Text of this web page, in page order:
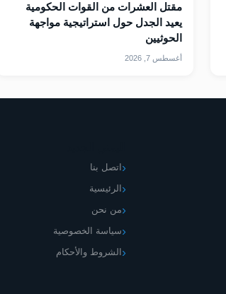
مقتل العشرات من القوات الحكومية
يعيد الجدل حول استراتيجية مواجهة
الحوثيين
أغسطس 7, 2026
اتصل بنا
الرئيسية
من نحن
سياسة الخصوصية
الشروط والأحكام